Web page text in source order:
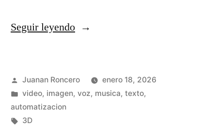
o
j
Seguir leyendo«
t
Publicado
por
Juanan Roncero
enero 18, 2026
Publicado
en
video, imagen, voz, musica, texto,
automatizacion
Etiquetas:
3D